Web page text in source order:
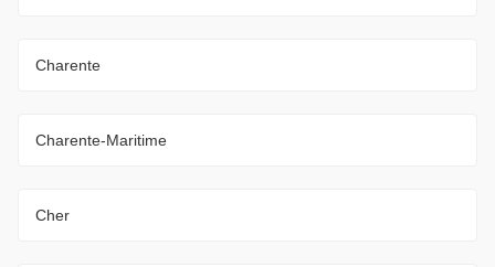
Charente
Charente-Maritime
Cher